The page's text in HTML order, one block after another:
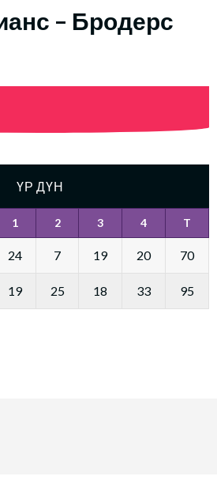
– Бродерс
ҮР ДҮН
1 2 3 4 T
24 7 19 20 70
19 25 18 33 95